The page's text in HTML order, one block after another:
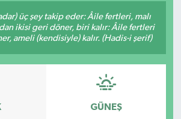
üç şey takip eder: Âile fertleri, malı
ikisi geri döner, biri kalır: Âile fertleri
ameli (kendisiyle) kalır. (Hadis-i şerif)
GÜNEŞ